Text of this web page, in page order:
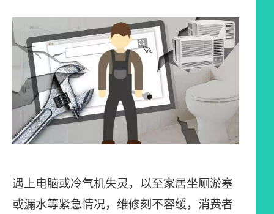
遇上电脑或冷气机失灵，以至家居坐厕淤塞
或漏水等紧急情况，维修刻不容缓，消费者